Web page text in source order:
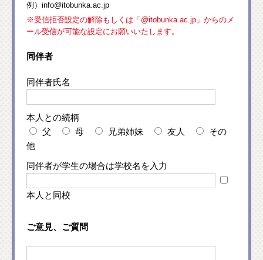
例）info@itobunka.ac.jp
※受信拒否設定の解除もしくは「@itobunka.ac.jp」からのメ
ール受信が可能な設定にお願いいたします。
同伴者
同伴者氏名
本人との続柄
父
母 兄弟姉妹 友人
その
他
同伴者が学生の場合は学校名を入力
本人と同校
ご意見、ご質問